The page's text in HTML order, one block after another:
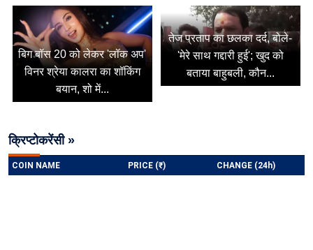
बिग बॉस 20 को लेकर 'लॉक अप'
विनर श्रेया कालरा का शॉकिंग
बयान, शो में...
तेज प्रताप का छलका दर्द, बोले-
'मेरे साथ गद्दारी हुई'; खुद को
बताया बाहुबली, कौन...
क्रिप्टोकरेंसी »